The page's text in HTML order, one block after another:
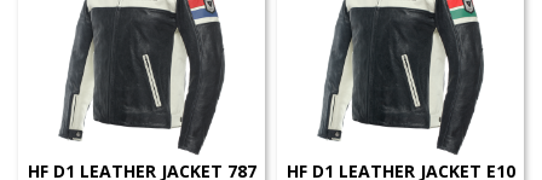
HF D1 LEATHER JACKET 787 HF D1 LEATHER JACKET E10